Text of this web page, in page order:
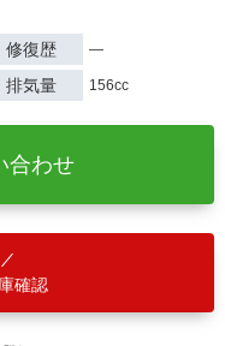
修復歴 ―
排気量 156cc
合わせ
確認